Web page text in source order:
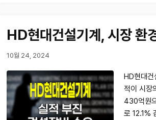
HD현대건설기계, 시장 환
10월 24, 2024
HD현대
적이 시장
430억원
로 12.1%